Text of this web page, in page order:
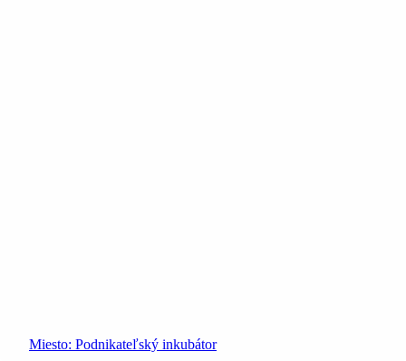
Miesto: Podnikateľský inkubátor